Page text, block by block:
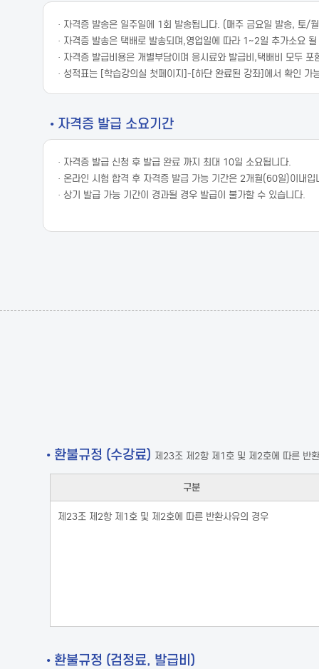
· 자격증 발송은 일주일에 1회 발송됩니다. (매주 금요일 발송, 토/
· 자격증 발송은 택배로 발송되며,영업일에 따라 1~2일 추가소요
· 자격증 발급비용은 개별부담이며 응시료와 발급비,택배비 모두 포
· 성적표는 [학습강의실 첫페이지]-[하단 완료된 강좌]에서 확인 가
• 자격증 발급 소요기간
· 자격증 발급 신청 후 발급 완료 까지 최대 10일 소요됩니다.
· 온라인 시험 합격 후 자격증 발급 가능 기간은 2개월(60일)이내입
· 상기 발급 가능 기간이 경과될 경우 발급이 불가할 수 있습니다.
• 환불규정 (수강료) 제23조 제2항 제1호 및 제2호에 따른 반
구분
제23조 제2항 제1호 및 제2호에 따른 반환사유의 경우
• 환불규정 (검정료, 발급비)